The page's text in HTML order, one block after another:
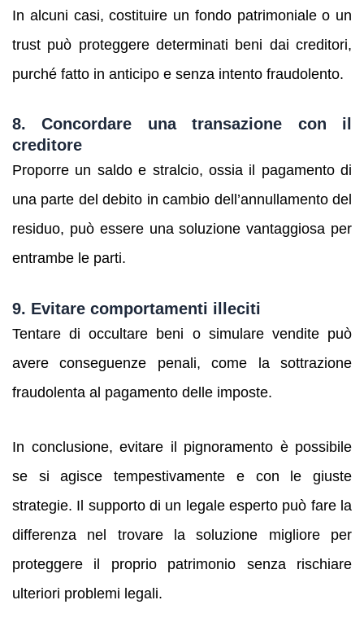
In alcuni casi, costituire un fondo patrimoniale o un
trust può proteggere determinati beni dai creditori,
purché fatto in anticipo e senza intento fraudolento.
8. Concordare una transazione con il
creditore
Proporre un saldo e stralcio, ossia il pagamento di
una parte del debito in cambio dell’annullamento del
residuo, può essere una soluzione vantaggiosa per
entrambe le parti.
9. Evitare comportamenti illeciti
Tentare di occultare beni o simulare vendite può
avere conseguenze penali, come la sottrazione
fraudolenta al pagamento delle imposte.
In conclusione, evitare il pignoramento è possibile
se si agisce tempestivamente e con le giuste
strategie. Il supporto di un legale esperto può fare la
differenza nel trovare la soluzione migliore per
proteggere il proprio patrimonio senza rischiare
ulteriori problemi legali.